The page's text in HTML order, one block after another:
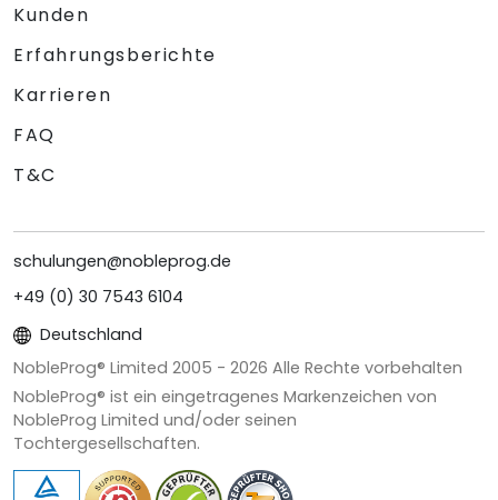
Kunden
Erfahrungsberichte
Karrieren
FAQ
T&C
schulungen@nobleprog.de
+49 (0) 30 7543 6104
Deutschland
NobleProg® Limited 2005 - 2026 Alle Rechte vorbehalten
NobleProg® ist ein eingetragenes Markenzeichen von
NobleProg Limited und/oder seinen
Tochtergesellschaften.